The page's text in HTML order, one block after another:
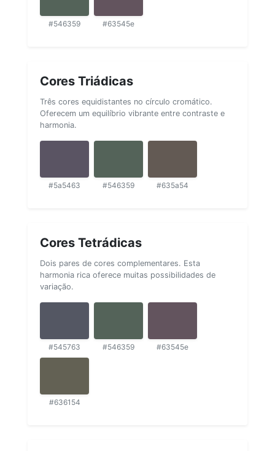
#546359 #63545e
Cores Triádicas
Três cores equidistantes no círculo cromático.
Oferecem um equilíbrio vibrante entre contraste e
harmonia.
#5a5463 #546359 #635a54
Cores Tetrádicas
Dois pares de cores complementares. Esta
harmonia rica oferece muitas possibilidades de
variação.
#545763 #546359 #63545e
#636154